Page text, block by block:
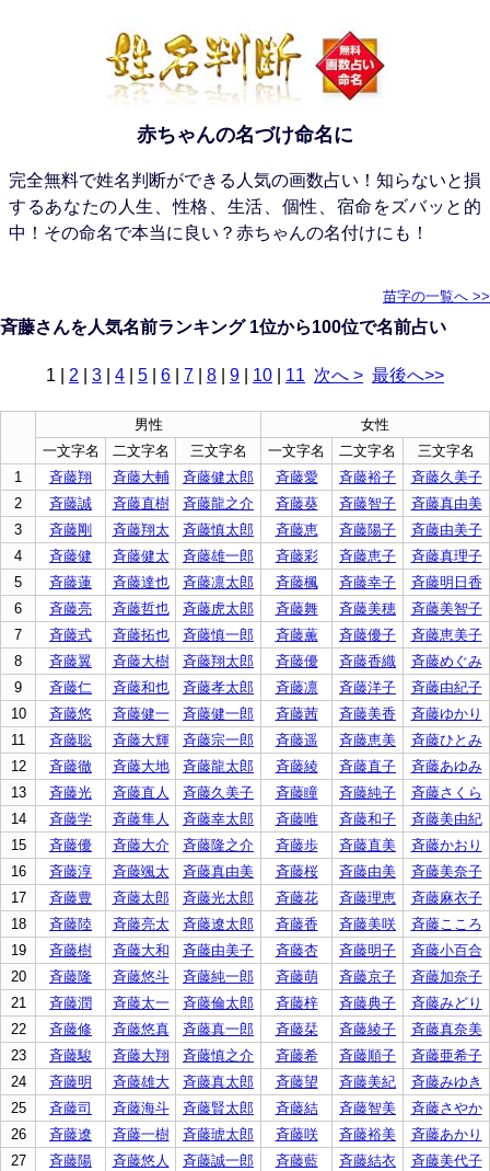
赤ちゃんの名づけ命名に
完全無料で姓名判断ができる人気の画数占い！知らないと損
するあなたの人生、性格、生活、個性、宿命をズバッと的
中！その命名で本当に良い？赤ちゃんの名付けにも！
苗字の一覧へ >>
斉藤さんを人気名前ランキング 1位から100位で名前占い
1 2 3 4 5 6 7 8 9 10 11 次へ > 最後へ>>
男性
女性
一文字名
二文字名 三文字名 一文字名 二文字名
三文字名
1
斉藤翔 斉藤大輔 斉藤健太郎 斉藤愛 斉藤裕子
斉藤久美子
2
斉藤誠 斉藤直樹 斉藤龍之介 斉藤葵 斉藤智子
斉藤真由美
3
斉藤剛 斉藤翔太 斉藤慎太郎 斉藤恵 斉藤陽子
斉藤由美子
4
斉藤健 斉藤健太 斉藤雄一郎 斉藤彩 斉藤恵子
斉藤真理子
5
斉藤蓮 斉藤達也 斉藤凛太郎 斉藤楓 斉藤幸子
斉藤明日香
6
斉藤亮 斉藤哲也 斉藤虎太郎 斉藤舞 斉藤美穂
斉藤美智子
7
斉藤式 斉藤拓也 斉藤慎一郎 斉藤薫 斉藤優子
斉藤恵美子
8
斉藤翼 斉藤大樹 斉藤翔太郎 斉藤優 斉藤香織
斉藤めぐみ
9
斉藤仁 斉藤和也 斉藤孝太郎 斉藤凛 斉藤洋子
斉藤由紀子
10
斉藤悠 斉藤健一 斉藤健一郎 斉藤茜 斉藤美香
斉藤ゆかり
11
斉藤聡 斉藤大輝 斉藤宗一郎 斉藤遥 斉藤恵美
斉藤ひとみ
12
斉藤徹 斉藤大地 斉藤龍太郎 斉藤綾 斉藤直子
斉藤あゆみ
13
斉藤光 斉藤直人 斉藤久美子 斉藤瞳 斉藤純子
斉藤さくら
14
斉藤学 斉藤隼人 斉藤幸太郎 斉藤唯 斉藤和子
斉藤美由紀
15
斉藤優 斉藤大介 斉藤隆之介 斉藤歩 斉藤直美
斉藤かおり
16
斉藤淳 斉藤颯太 斉藤真由美 斉藤桜 斉藤由美
斉藤美奈子
17
斉藤豊 斉藤太郎 斉藤光太郎 斉藤花 斉藤理恵
斉藤麻衣子
18
斉藤陸 斉藤亮太 斉藤遼太郎 斉藤香 斉藤美咲
斉藤こころ
19
斉藤樹 斉藤大和 斉藤由美子 斉藤杏 斉藤明子
斉藤小百合
20
斉藤隆 斉藤悠斗 斉藤純一郎 斉藤萌 斉藤京子
斉藤加奈子
21
斉藤潤 斉藤太一 斉藤倫太郎 斉藤梓 斉藤典子
斉藤みどり
22
斉藤修 斉藤悠真 斉藤真一郎 斉藤栞 斉藤綾子
斉藤真奈美
23
斉藤駿 斉藤大翔 斉藤慎之介 斉藤希 斉藤順子
斉藤亜希子
24
斉藤明 斉藤雄大 斉藤真太郎 斉藤望 斉藤美紀
斉藤みゆき
25
斉藤司 斉藤海斗 斉藤賢太郎 斉藤結 斉藤智美
斉藤さやか
26
斉藤遼 斉藤一樹 斉藤琥太郎 斉藤咲 斉藤裕美
斉藤あかり
27
斉藤陽 斉藤悠人 斉藤誠一郎 斉藤藍 斉藤結衣
斉藤美代子